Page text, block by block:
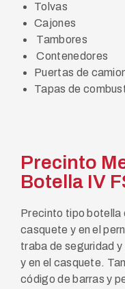
Tolvas
Cajones
Tambores
Contenedores
Puertas de
Tapas de
Precinto
Botella IV
Precinto tipo botella
casquete y en el
traba de seguridad y
y en el casquete.
código de barras y